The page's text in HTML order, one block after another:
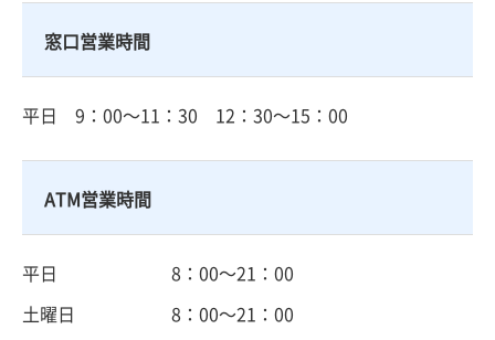
窓口営業時間
平日 9：00～11：30 12：30～15：00
ATM営業時間
平日
8：00～21：00
土曜日
8：00～21：00